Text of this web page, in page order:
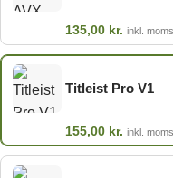
135,00 kr. inkl. moms
Titleist Pro V1
155,00 kr. inkl. moms